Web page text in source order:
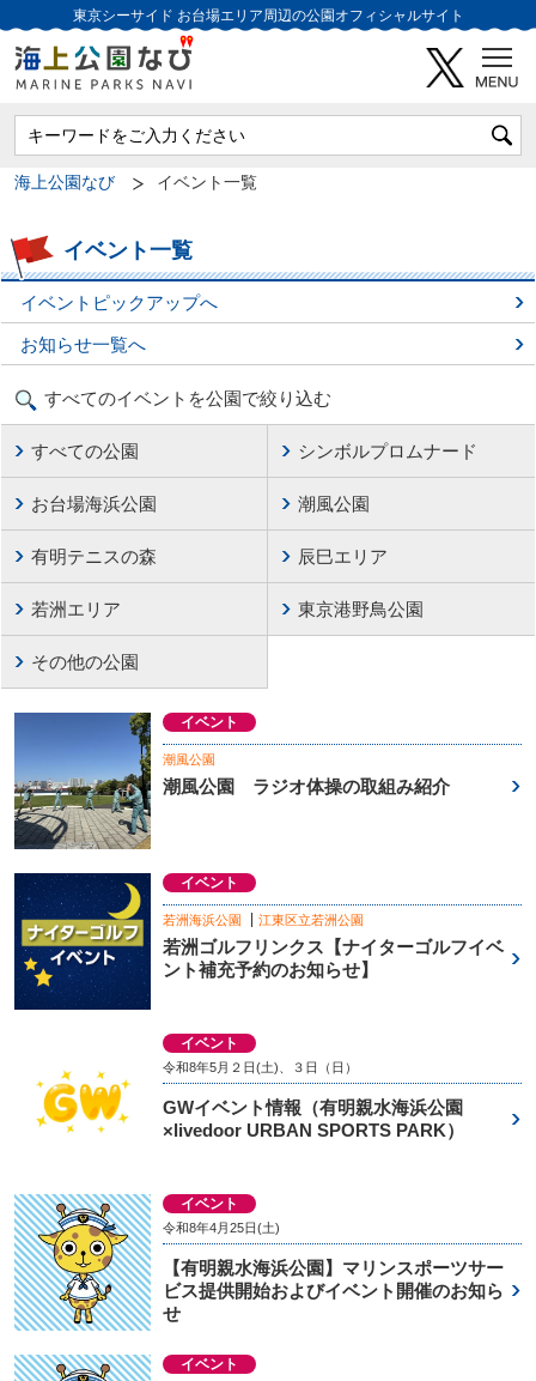
東京シーサイド お台場エリア周辺の公園オフィシャルサイト
海上公園なび イベント一覧
イベント一覧
イベントピックアップへ
お知らせ一覧へ
すべてのイベントを公園で絞り込む
すべての公園 シンボルプロムナード
お台場海浜公園 潮風公園
有明テニスの森 辰巳エリア
若洲エリア 東京港野鳥公園
その他の公園
イベント
潮風公園
潮風公園 ラジオ体操の取組み紹介
イベント
若洲海浜公園 江東区立若洲公園
若洲ゴルフリンクス【ナイターゴルフイベ
ント補充予約のお知らせ】
イベント
令和8年5月２日(土)、３日（日）
GWイベント情報（有明親水海浜公園
×livedoor URBAN SPORTS PARK）
イベント
令和8年4月25日(土)
【有明親水海浜公園】マリンスポーツサー
ビス提供開始およびイベント開催のお知ら
せ
イベント